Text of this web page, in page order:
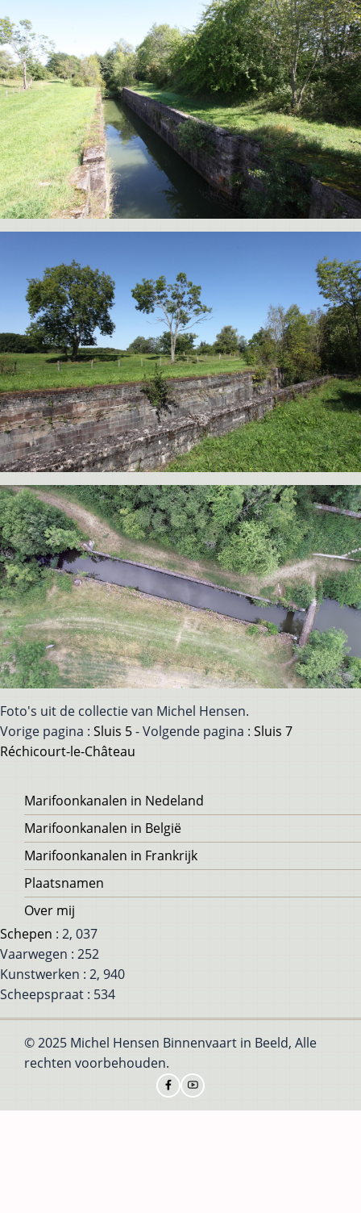
Foto's uit de collectie van Michel Hensen.
Vorige pagina : Sluis 5- Volgende pagina : Sluis 7
Réchicourt-le-Château
Voet
Marifoonkanalen in Nedeland
Marifoonkanalen in België
Marifoonkanalen in Frankrijk
Plaatsnamen
Over mij
Schepen : 2, 037
Vaarwegen : 252
Kunstwerken : 2, 940
Scheepspraat : 534
© 2025 Michel Hensen Binnenvaart in Beeld, Alle
rechten voorbehouden.